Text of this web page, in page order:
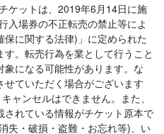
ケットは、2019年6月14日に施
入場券の不正転売の禁止等によ
に関する法律)」に定められた
す。転売行為を業として行うこと
になる可能性があります。な
ていただく場合がございます
ャンセルはできません。また、
されている情報がチケット原本で
失・破損・盗難・お忘れ等)、い